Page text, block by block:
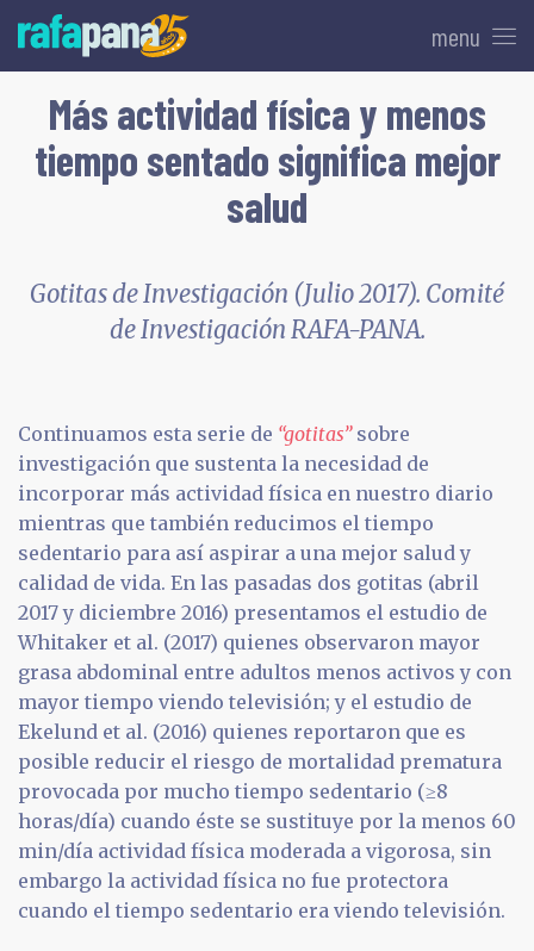
menu
Más actividad física y menos
tiempo sentado significa mejor
salud
Gotitas de Investigación (Julio 2017). Comité
de Investigación RAFA-PANA.
Continuamos esta serie de “gotitas”sobre
investigación que sustenta la necesidad de
incorporar más actividad física en nuestro diario
mientras que también reducimos el tiempo
sedentario para así aspirar a una mejor salud y
calidad de vida. En las pasadas dos gotitas (abril
2017 y diciembre 2016) presentamos el estudio de
Whitaker et al. (2017) quienes observaron mayor
grasa abdominal entre adultos menos activos y con
mayor tiempo viendo televisión; y el estudio de
Ekelund et al. (2016) quienes reportaron que es
posible reducir el riesgo de mortalidad prematura
provocada por mucho tiempo sedentario (≥8
horas/día) cuando éste se sustituye por la menos 60
min/día actividad física moderada a vigorosa, sin
embargo la actividad física no fue protectora
cuando el tiempo sedentario era viendo televisión.